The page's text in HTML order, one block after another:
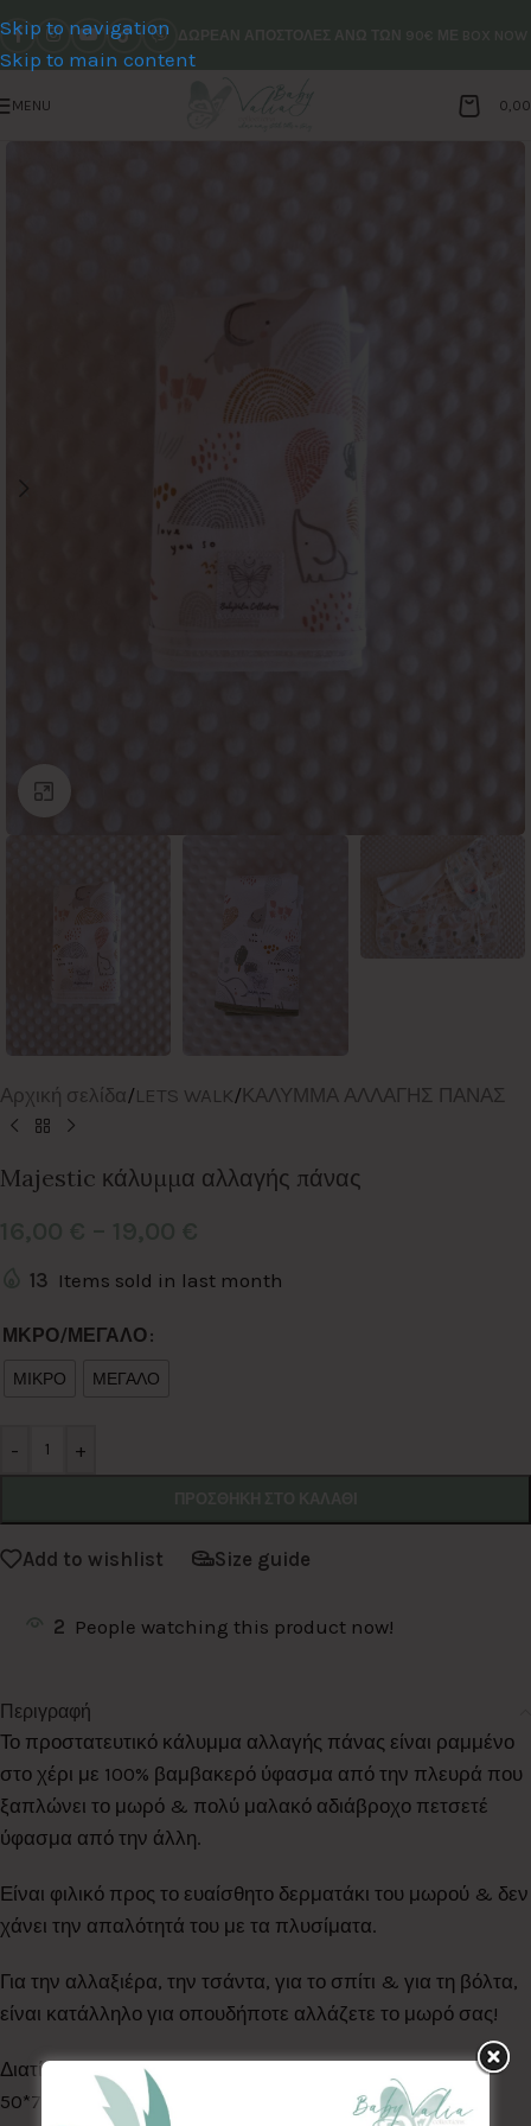
Skip to navigation
Skip to main content
MENU
Αρχική σελίδα/LETS WALK/ΚΑΛΥΜΜΑ ΑΛΛΑΓΗΣ ΠΑΝΑΣ
Majestic κάλυμμα αλλαγής πάνας
13 Items sold in last month
ΜΚΡΟ/ΜΕΓΑΛΟ
ΜΙΚΡΟ ΜΕΓΑΛΟ
- +
Alternative:
Add to wishlist Size guide
2 People watching this product now!
Περιγραφή
Το προστατευτικό κάλυμμα αλλαγής πάνας είναι ραμμένο
στο χέρι με 100% βαμβακερό ύφασμα από την πλευρά που
ξαπλώνει το μωρό & πολύ μαλακό αδιάβροχο πετσετέ
ύφασμα από την άλλη.
Είναι φιλικό προς το ευαίσθητο δερματάκι του μωρού & δεν
χάνει την απαλότητά του με τα πλυσίματα.
Για την αλλαξιέρα, την τσάντα, για το σπίτι & για τη βόλτα,
είναι κατάλληλο για οπουδήποτε αλλάζετε το μωρό σας!
Διατίθεται σε δύο μεγέθη:
50*70 & 60*80